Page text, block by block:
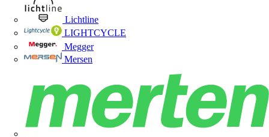
Lichtline
LIGHTCYCLE
Megger
Mersen